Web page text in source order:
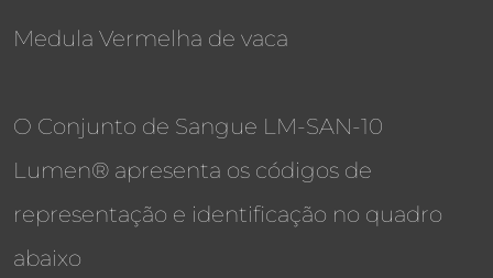
Medula Vermelha de vaca
O Conjunto de Sangue LM-SAN-10
Lumen® apresenta os códigos de
representação e identificação no quadro
abaixo